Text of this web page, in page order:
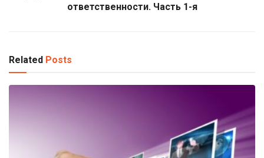
ответственности. Часть 1-я
Related Posts